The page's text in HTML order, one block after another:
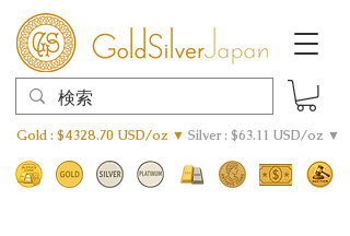
Gold : $4328.70 USD/oz ▼ Silver : $63.11 USD/oz ▼